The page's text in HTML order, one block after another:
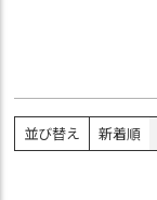
並び替え 新着順